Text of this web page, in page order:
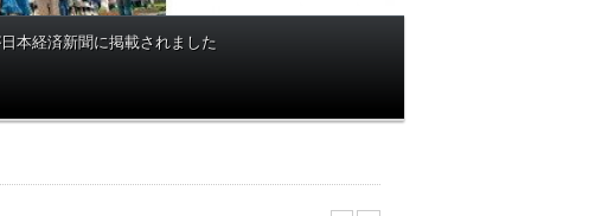
本経済新聞に掲載されました